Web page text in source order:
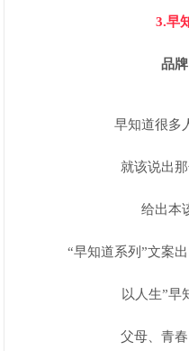
3.早
品
早知道很多
就该说出
给出本
“早知道系列”文案
以人生”早
父母、青